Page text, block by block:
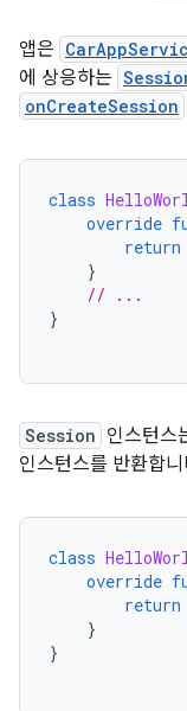
앱은
에 상응하는
onCreateSession
class
override
return
}
// ...
}
Session 인스턴스
인스턴스를 반환합니
class
override
return
}
}